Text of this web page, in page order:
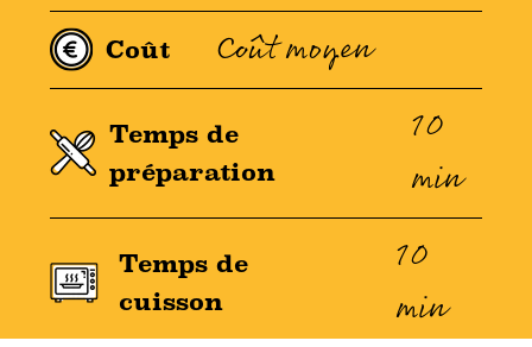
Coût Coût moyen
Temps de
préparation
10
min
Temps de
cuisson
10
min